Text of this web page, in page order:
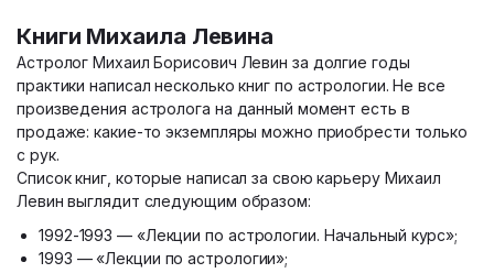
Книги Михаила Левина
Астролог Михаил Борисович Левин за долгие годы
практики написал несколько книг по астрологии. Не все
произведения астролога на данный момент есть в
продаже: какие-то экземпляры можно приобрести только
с рук.
Список книг, которые написал за свою карьеру Михаил
Левин выглядит следующим образом:
1992-1993 — «Лекции по астрологии. Начальный курс»;
1993 — «Лекции по астрологии»;